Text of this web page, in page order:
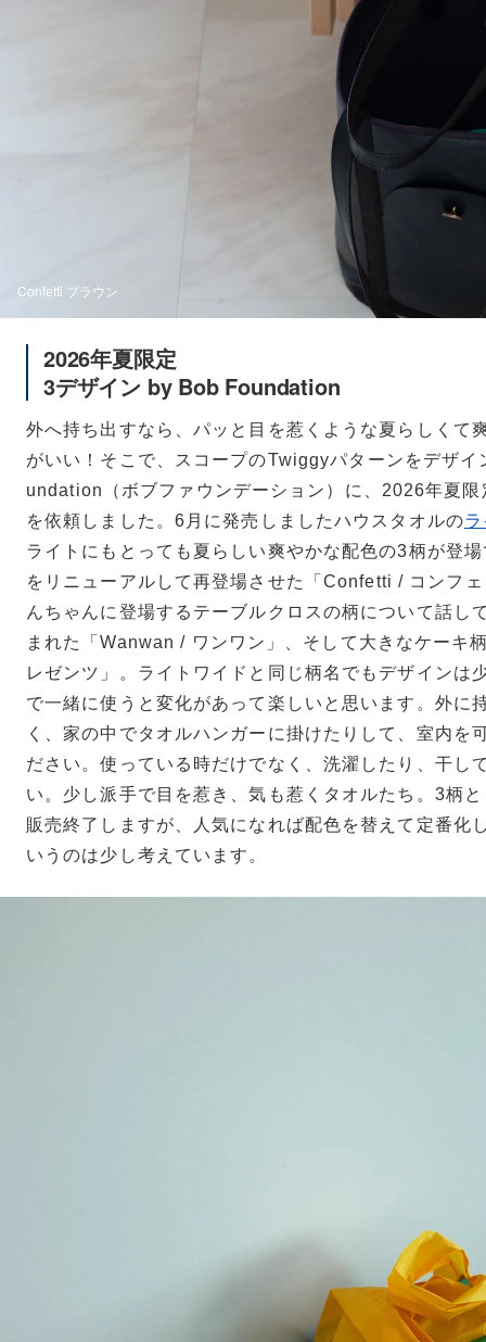
Confetti ブラウン
2026年夏限定
3デザイン by Bob Foundation
外へ持ち出すなら、パッと目を惹くような夏らしくて
がいい！そこで、スコープのTwiggyパターンをデザ
undation（ボブファウンデーション）に、2026年夏
を依頼しました。6月に発売しましたハウスタオルの
ライトにもとっても夏らしい爽やかな配色の3柄が登
をリニューアルして再登場させた「Confetti / コンフ
んちゃんに登場するテーブルクロスの柄について話し
まれた「Wanwan / ワンワン」、そして大きなケーキ
レゼンツ」。ライトワイドと同じ柄名でもデザインは
で一緒に使うと変化があって楽しいと思います。外に
く、家の中でタオルハンガーに掛けたりして、室内を
ださい。使っている時だけでなく、洗濯したり、干し
い。少し派手で目を惹き、気も惹くタオルたち。3柄
販売終了しますが、人気になれば配色を替えて定番化
いうのは少し考えています。